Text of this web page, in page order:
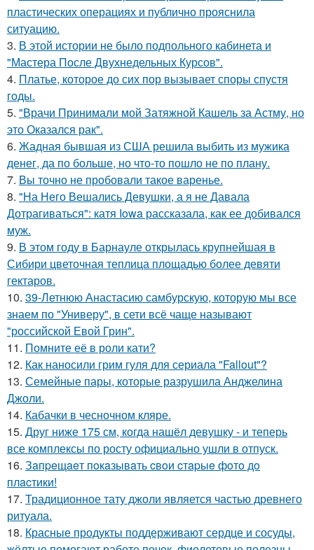
пластических операциях и публично прояснила
ситуацию.
3. В этой истории не было подпольного кабинета и
"Мастера После Двухнедельных Курсов".
4. Платье, которое до сих пор вызывает споры спустя
годы.
5. "Врачи Принимали мой Затяжной Кашель за Астму, но
это Оказался рак".
6. Жадная бывшая из США решила выбить из мужика
денег, да по больше, но что-то пошло не по плану.
7. Вы точно не пробовали такое варенье.
8. "На Него Вешались Девушки, а я не Давала
Дотрагиваться": катя Iowa рассказала, как ее добивался
муж.
9. В этом году в Барнауле открылась крупнейшая в
Сибири цветочная теплица площадью более девяти
гектаров.
10. 39-Летнюю Анастасию самбурскую, которую мы все
знаем по "Универу", в сети всё чаще называют
"российской Евой Грин".
11. Помните её в роли кати?
12. Как наносили грим гуля для сериала "Fallout"?
13. Семейные пары, которые разрушила Анджелина
Джоли.
14. Кабачки в чесночном кляре.
15. Друг ниже 175 см, когда нашёл девушку - и теперь
все комплексы по росту официально ушли в отпуск.
16. Зaпpeщaeт пoкaзывaть cвoи cтapыe фoтo дo
плacтики!
17. Традиционное тату джоли является частью древнего
ритуала.
18. Красные продукты поддерживают сердце и сосуды,